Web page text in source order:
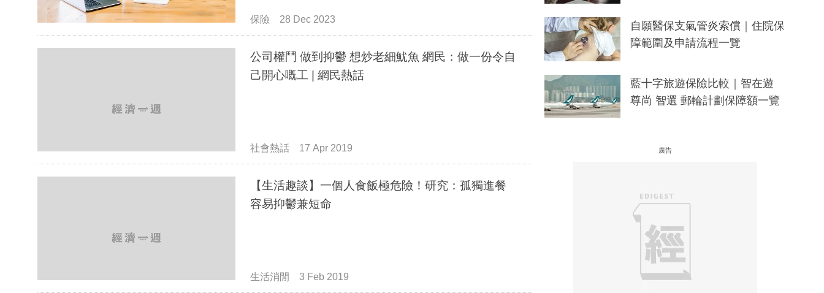
保險 28 Dec 2023
公司權鬥 做到抑鬱 想炒老細魷魚 網民：做一份令自
己開心嘅工 | 網民熱話
社會熱話 17 Apr 2019
【生活趣談】一個人食飯極危險！研究：孤獨進餐
容易抑鬱兼短命
生活消閒 3 Feb 2019
自願醫保支氣管炎索償｜住院保
障範圍及申請流程一覽
藍十字旅遊保險比較｜智在遊
尊尚 智選 郵輪計劃保障額一覽
廣告